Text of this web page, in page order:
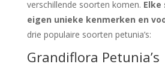
verschillende soorten komen.
eigen unieke kenmerken en
drie populaire soorten petunia’s:
Grandiflora Petunia’s